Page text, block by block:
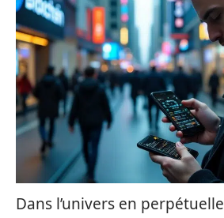
Dans l’univers en